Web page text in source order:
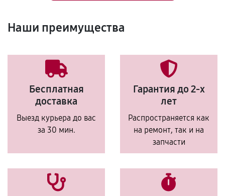
Наши преимущества
Бесплатная
доставка
Выезд курьера до вас
за 30 мин.
Гарантия до 2-х
лет
Распространяется как
на ремонт, так и на
запчасти